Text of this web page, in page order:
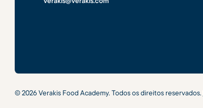
©2026Verakis Food Academy. Todos os direitos reservados.